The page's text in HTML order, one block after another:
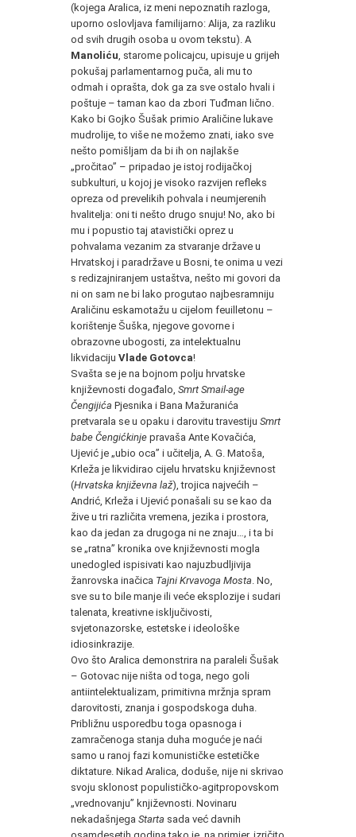
(kojega Aralica, iz meni nepoznatih razloga,
uporno oslovljava familijarno: Alija, za razliku
od svih drugih osoba u ovom tekstu). A
Manoliću , starome policajcu, upisuje u grijeh
pokušaj parlamentarnog puča, ali mu to
odmah i oprašta, dok ga za sve ostalo hvali i
poštuje – taman kao da zbori Tuđman lično.
Kako bi Gojko Šušak primio Araličine lukave
mudrolije, to više ne možemo znati, iako sve
nešto pomišljam da bi ih on najlakše
„pročitao” – pripadao je istoj rodijačkoj
subkulturi, u kojoj je visoko razvijen refleks
opreza od prevelikih pohvala i neumjerenih
hvalitelja: oni ti nešto drugo snuju! No, ako bi
mu i popustio taj atavistički oprez u
pohvalama vezanim za stvaranje države u
Hrvatskoj i paradržave u Bosni, te onima u vezi
s redizajniranjem ustaštva, nešto mi govori da
ni on sam ne bi lako progutao najbesramniju
Araličinu eskamotažu u cijelom feuilletonu –
korištenje Šuška, njegove govorne i
obrazovne ubogosti, za intelektualnu
likvidaciju Vlade Gotovca!
Svašta se je na bojnom polju hrvatske
književnosti događalo, Smrt Smail-age
Čengijića Pjesnika i Bana Mažuranića
pretvarala se u opaku i darovitu travestiju Smrt
babe Čengićkinje pravaša Ante Kovačića,
Ujević je „ubio oca” i učitelja, A. G. Matoša,
Krleža je likvidirao cijelu hrvatsku književnost
(Hrvatska književna laž), trojica najvećih –
Andrić, Krleža i Ujević ponašali su se kao da
žive u tri različita vremena, jezika i prostora,
kao da jedan za drugoga ni ne znaju…, i ta bi
se „ratna” kronika ove književnosti mogla
unedogled ispisivati kao najuzbudljivija
žanrovska inačica Tajni Krvavoga Mosta . No,
sve su to bile manje ili veće eksplozije i sudari
talenata, kreativne isključivosti,
svjetonazorske, estetske i ideološke
idiosinkrazije.
Ovo što Aralica demonstrira na paraleli Šušak
– Gotovac nije ništa od toga, nego goli
antiintelektualizam, primitivna mržnja spram
darovitosti, znanja i gospodskoga duha.
Približnu usporedbu toga opasnoga i
zamračenoga stanja duha moguće je naći
samo u ranoj fazi komunističke estetičke
diktature. Nikad Aralica, doduše, nije ni skrivao
svoju sklonost populističko-agitpropovskom
„vrednovanju” književnosti. Novinaru
nekadašnjega Starta sada već davnih